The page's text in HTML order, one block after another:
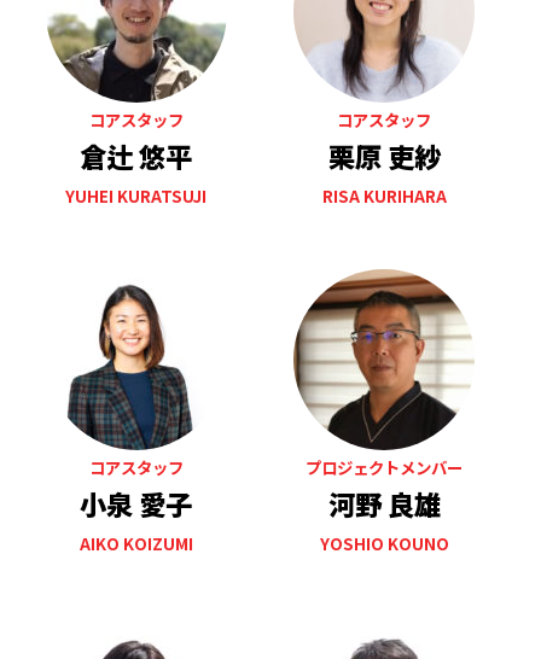
コアスタッフ
倉辻 悠平
YUHEI KURATSUJI
コアスタッフ
栗原 吏紗
RISA KURIHARA
コアスタッフ
小泉 愛子
AIKO KOIZUMI
プロジェクトメンバー
河野 良雄
YOSHIO KOUNO